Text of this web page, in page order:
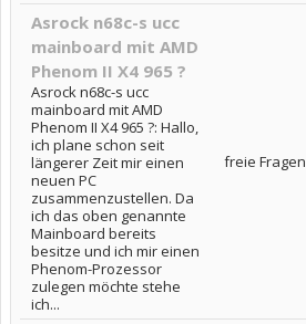
Asrock n68c-s ucc
mainboard mit AMD
Phenom II X4 965 ?
Asrock n68c-s ucc
mainboard mit AMD
Phenom II X4 965 ?: Hallo,
ich plane schon seit
längerer Zeit mir einen
neuen PC
zusammenzustellen. Da
ich das oben genannte
Mainboard bereits
besitze und ich mir einen
Phenom-Prozessor
zulegen möchte stehe
ich...
freie Fragen